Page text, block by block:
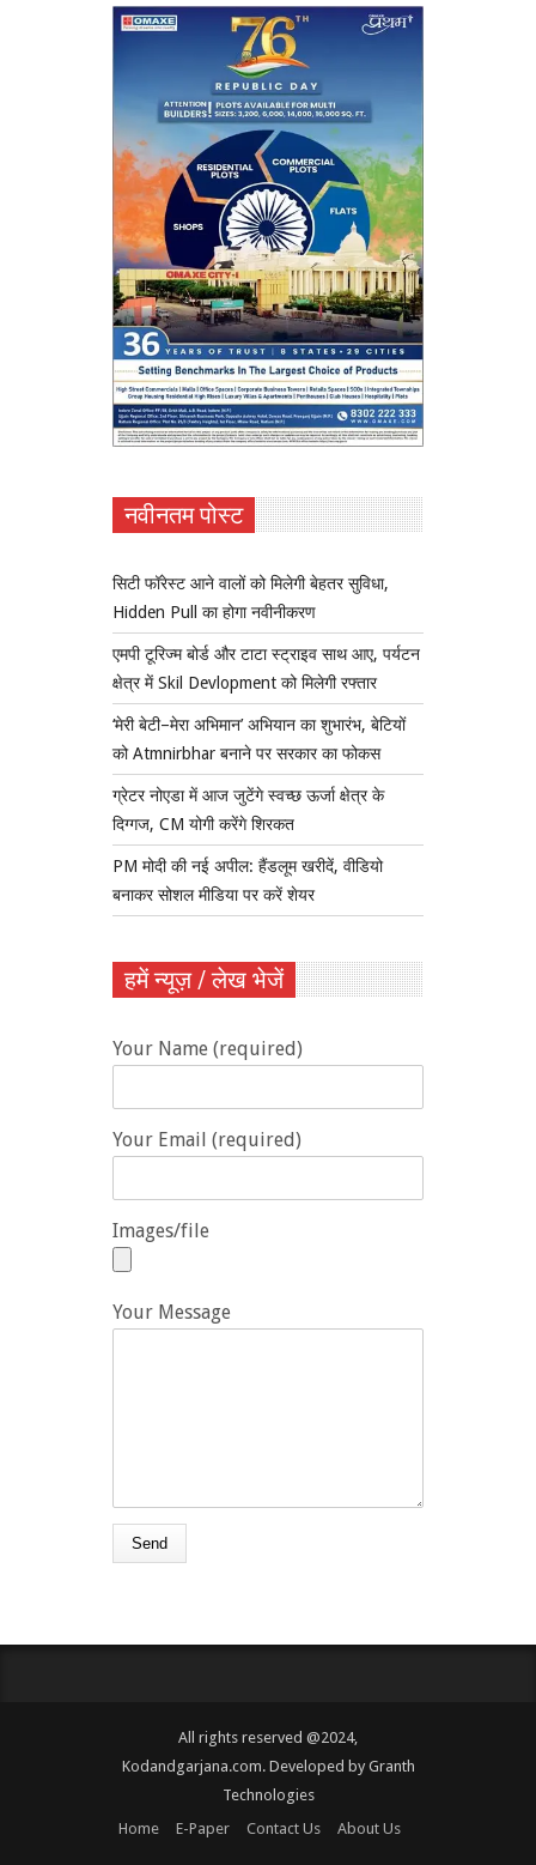
नवीनतम पोस्ट
सिटी फॉरेस्ट आने वालों को मिलेगी बेहतर सुविधा,
Hidden Pull का होगा नवीनीकरण
एमपी टूरिज्म बोर्ड और टाटा स्ट्राइव साथ आए, पर्यटन
क्षेत्र में Skil Devlopment को मिलेगी रफ्तार
‘मेरी बेटी–मेरा अभिमान’ अभियान का शुभारंभ, बेटियों
को Atmnirbhar बनाने पर सरकार का फोकस
ग्रेटर नोएडा में आज जुटेंगे स्वच्छ ऊर्जा क्षेत्र के
दिग्गज, CM योगी करेंगे शिरकत
PM मोदी की नई अपील: हैंडलूम खरीदें, वीडियो
बनाकर सोशल मीडिया पर करें शेयर
हमें न्यूज़ / लेख भेजें
Your Name (required)
Your Email (required)
Images/file
Your Message
All rights reserved @2024,
Kodandgarjana.com. Developed by Granth
Technologies
Home
E-Paper Contact Us About Us